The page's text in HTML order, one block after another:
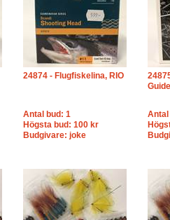
24874 - Flugfiskelina, RIO
Antal bud: 1
Högsta bud: 100 kr
Budgivare: joke
Antal